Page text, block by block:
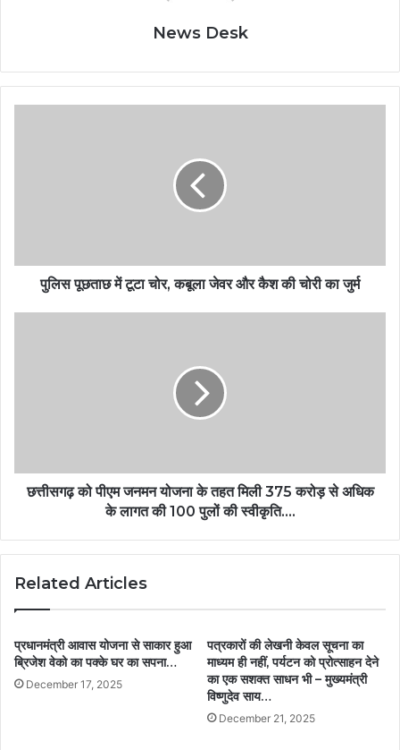
News Desk
पुलिस पूछताछ में टूटा चोर, कबूला जेवर और कैश की चोरी का जुर्म
छत्तीसगढ़ को पीएम जनमन योजना के तहत मिली 375 करोड़ से अधिक
के लागत की 100 पुलों की स्वीकृति….
Related Articles
प्रधानमंत्री आवास योजना से साकार हुआ
ब्रिजेश वेको का पक्के घर का सपना…
December 17, 2025
पत्रकारों की लेखनी केवल सूचना का
माध्यम ही नहीं, पर्यटन को प्रोत्साहन देने
का एक सशक्त साधन भी – मुख्यमंत्री
विष्णुदेव साय…
December 21, 2025